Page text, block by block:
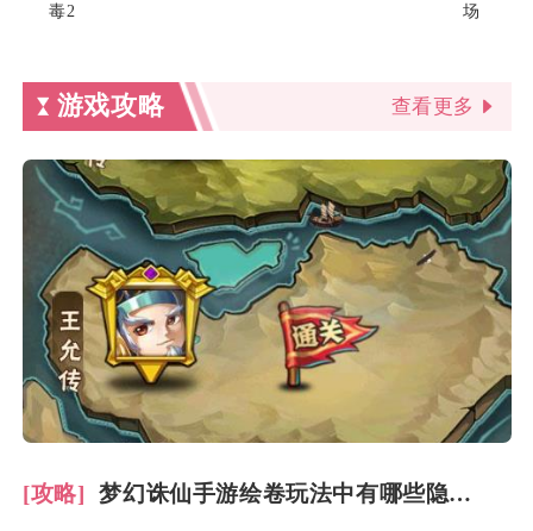
毒2
场
游戏攻略 查看更多
[攻略] 梦幻诛仙手游绘卷玩法中有哪些隐藏任务